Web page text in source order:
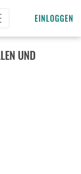
EINLOGGEN
UND